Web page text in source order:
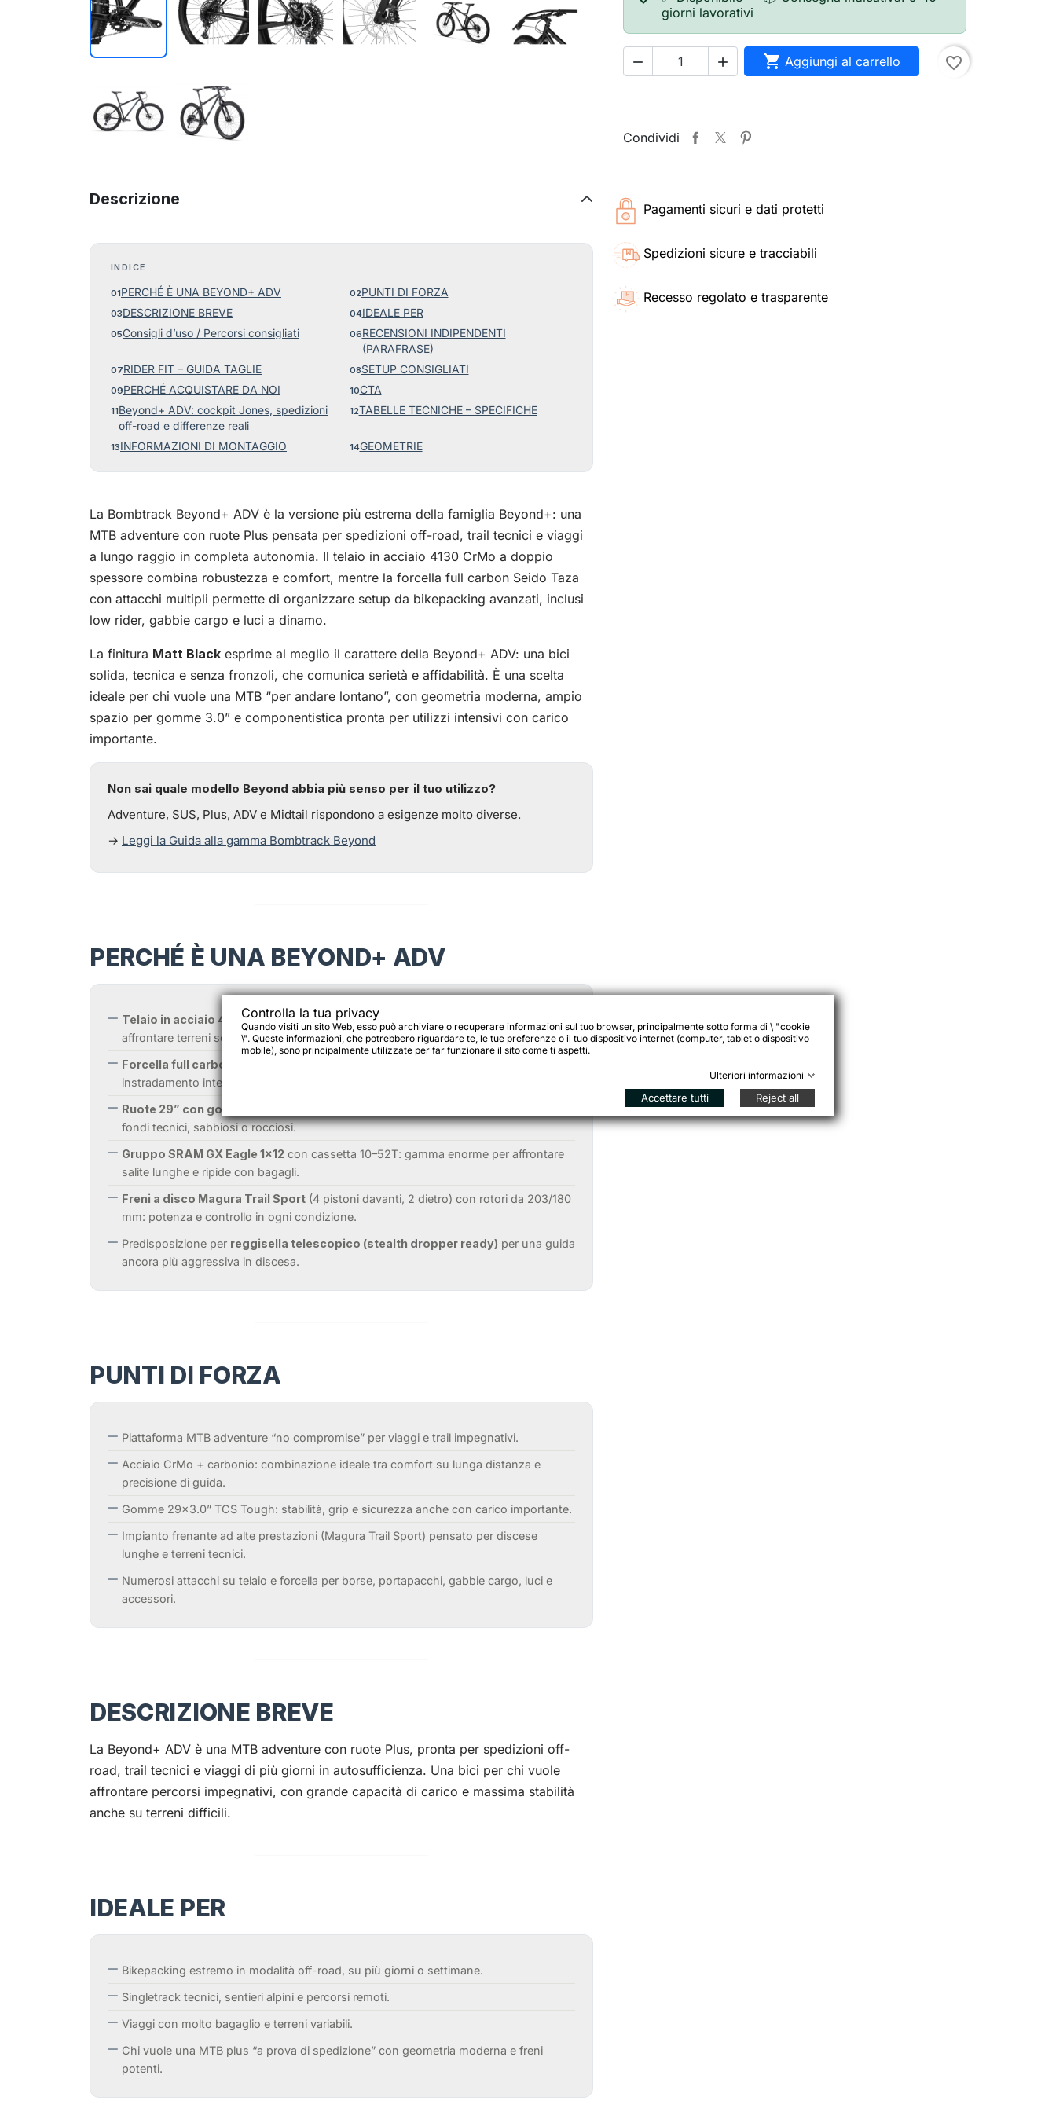
giorni lavorativi
   Aggiungi al carrello favorite_border
Condividi
Pagamenti sicuri e dati protetti
Spedizioni sicure e tracciabili
Recesso regolato e trasparente
Descrizione
INDICE
PERCHÉ È UNA BEYOND+ ADV
PUNTI DI FORZA
DESCRIZIONE BREVE
IDEALE PER
Consigli d’uso / Percorsi consigliati
RECENSIONI INDIPENDENTI
(PARAFRASE)
RIDER FIT – GUIDA TAGLIE
SETUP CONSIGLIATI
PERCHÉ ACQUISTARE DA NOI
CTA
Beyond+ ADV: cockpit Jones, spedizioni
off-road e differenze reali
TABELLE TECNICHE – SPECIFICHE
INFORMAZIONI DI MONTAGGIO GEOMETRIE
La Bombtrack Beyond+ ADV è la versione più estrema della famiglia Beyond+: una
MTB adventure con ruote Plus pensata per spedizioni off-road, trail tecnici e viaggi
a lungo raggio in completa autonomia. Il telaio in acciaio 4130 CrMo a doppio
spessore combina robustezza e comfort, mentre la forcella full carbon Seido Taza
con attacchi multipli permette di organizzare setup da bikepacking avanzati, inclusi
low rider, gabbie cargo e luci a dinamo.
La finitura Matt Black esprime al meglio il carattere della Beyond+ ADV: una bici
solida, tecnica e senza fronzoli, che comunica serietà e affidabilità. È una scelta
ideale per chi vuole una MTB “per andare lontano”, con geometria moderna, ampio
spazio per gomme 3.0” e componentistica pronta per utilizzi intensivi con carico
importante.
Non sai quale modello Beyond abbia più senso per il tuo utilizzo?
Adventure, SUS, Plus, ADV e Midtail rispondono a esigenze molto diverse.
→ Leggi la Guida alla gamma Bombtrack Beyond
PERCHÉ È UNA BEYOND+ ADV
Telaio in acciaio 4130 CrMo double buttedcon standard Boost, pensato per
affrontare terreni severi e carichi elevati.
Forcella full carbon Seido Taza
instradamento interno per cavo dinamo.
Ruote 29” con gomme 3.0”
fondi tecnici, sabbiosi o rocciosi.
Gruppo SRAM GX Eagle 1×12 con cassetta 10–52T: gamma enorme per affrontare
salite lunghe e ripide con bagagli.
Freni a disco Magura Trail Sport (4 pistoni davanti, 2 dietro) con rotori da 203/180
mm: potenza e controllo in ogni condizione.
Predisposizione per reggisella telescopico (stealth dropper ready) per una guida
ancora più aggressiva in discesa.
PUNTI DI FORZA
Piattaforma MTB adventure “no compromise” per viaggi e trail impegnativi.
Acciaio CrMo + carbonio: combinazione ideale tra comfort su lunga distanza e
precisione di guida.
Gomme 29×3.0” TCS Tough: stabilità, grip e sicurezza anche con carico importante.
Impianto frenante ad alte prestazioni (Magura Trail Sport) pensato per discese
lunghe e terreni tecnici.
Numerosi attacchi su telaio e forcella per borse, portapacchi, gabbie cargo, luci e
accessori.
DESCRIZIONE BREVE
La Beyond+ ADV è una MTB adventure con ruote Plus, pronta per spedizioni off-
road, trail tecnici e viaggi di più giorni in autosufficienza. Una bici per chi vuole
affrontare percorsi impegnativi, con grande capacità di carico e massima stabilità
anche su terreni difficili.
IDEALE PER
Bikepacking estremo in modalità off-road, su più giorni o settimane.
Singletrack tecnici, sentieri alpini e percorsi remoti.
Viaggi con molto bagaglio e terreni variabili.
Chi vuole una MTB plus “a prova di spedizione” con geometria moderna e freni
potenti.
Controlla la tua privacy
Quando visiti un sito Web, esso può archiviare o recuperare informazioni sul tuo browser, principalmente sotto forma di \ "cookie
\". Queste informazioni, che potrebbero riguardare te, le tue preferenze o il tuo dispositivo internet (computer, tablet o dispositivo
mobile), sono principalmente utilizzate per far funzionare il sito come ti aspetti.
Ulteriori informazioni
Accettare tutti Reject all